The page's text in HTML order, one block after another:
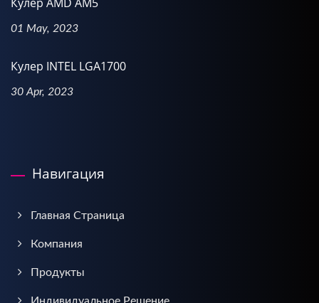
01 May, 2023
Кулер INTEL LGA1700
30 Apr, 2023
Навигация
Главная Страница
Компания
Продукты
Индивидуальное Решение